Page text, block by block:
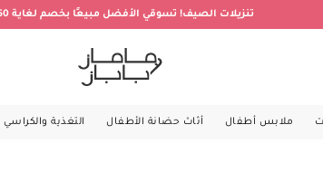
تنزيلات الصيف! تسوقي الأفضل مبيعًا بخصم لغاية 50%.
ملابس أطفال أثاث حضانة الأطفال التغذية والكراسي